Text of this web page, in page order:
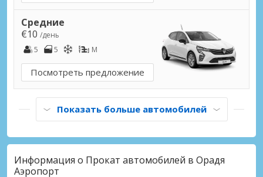
Средние
€10 /день
5
5 M
Посмотреть предложение
Показать больше автомобилей
Информация о Прокат автомобилей в Орадя
Аэропорт